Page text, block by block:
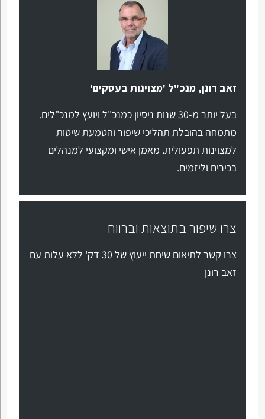
זאב רונן, מנכ"ל 'מצוינות בעסקים'
בעל יותר מ-30 שנות ניסיון כמנכ"ל ויועץ למנכ"לים.
מתמחה בהובלת תהליכי שיפור והטמעת שיטות
למצוינות תפעולית. מאמן אישי ומקצועי למנהלים
בכירים וליזמים.
צרו שיפור בתוצאות וברווח
צרו קשר לתיאום שיחת ייעוץ של 30 דק' ללא עלות עם
זאב רונן